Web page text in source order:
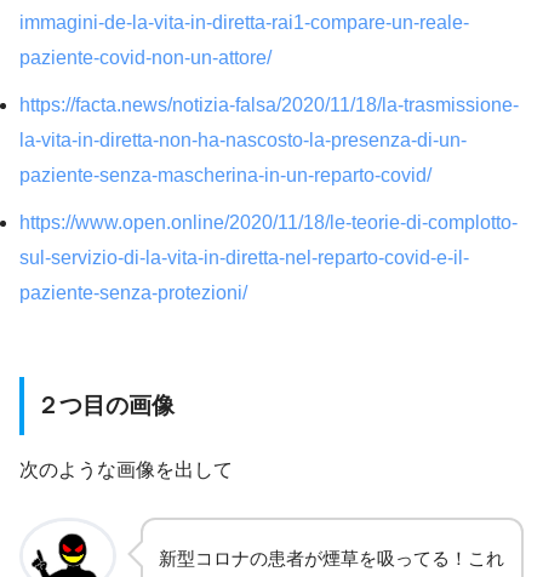
immagini-de-la-vita-in-diretta-rai1-compare-un-reale-
paziente-covid-non-un-attore/
https://facta.news/notizia-falsa/2020/11/18/la-trasmissione-
la-vita-in-diretta-non-ha-nascosto-la-presenza-di-un-
paziente-senza-mascherina-in-un-reparto-covid/
https://www.open.online/2020/11/18/le-teorie-di-complotto-
sul-servizio-di-la-vita-in-diretta-nel-reparto-covid-e-il-
paziente-senza-protezioni/
２つ目の画像
次のような画像を出して
新型コロナの患者が煙草を吸ってる！これ